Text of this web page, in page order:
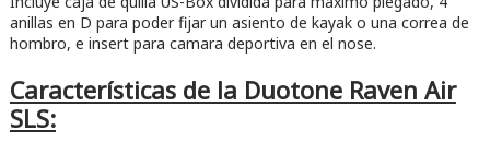
anillas en D para poder fijar un asiento de kayak o una correa de
hombro, e insert para camara deportiva en el nose.
Características de la Duotone Raven Air
SLS: